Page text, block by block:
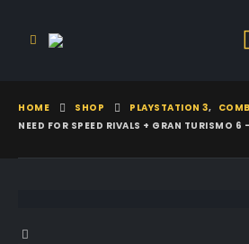
HOME SHOP PLAYSTATION 3,
NEED FOR SPEED RIVALS + GRAN TURISMO